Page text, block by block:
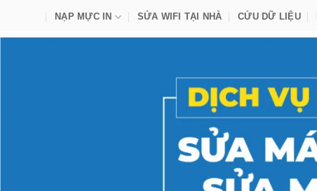
NẠP MỰC IN SỬA WIFI TẠI NHÀ CỨU DỮ LIỆU